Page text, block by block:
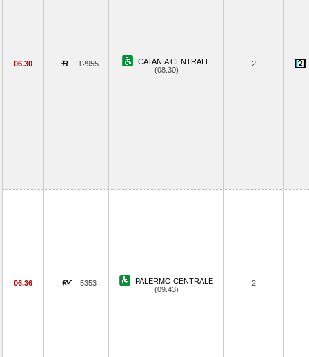
06.30 12955
CATANIA CENTRALE
(08.30)
2
06.36 5353
PALERMO CENTRALE
(09.43)
2